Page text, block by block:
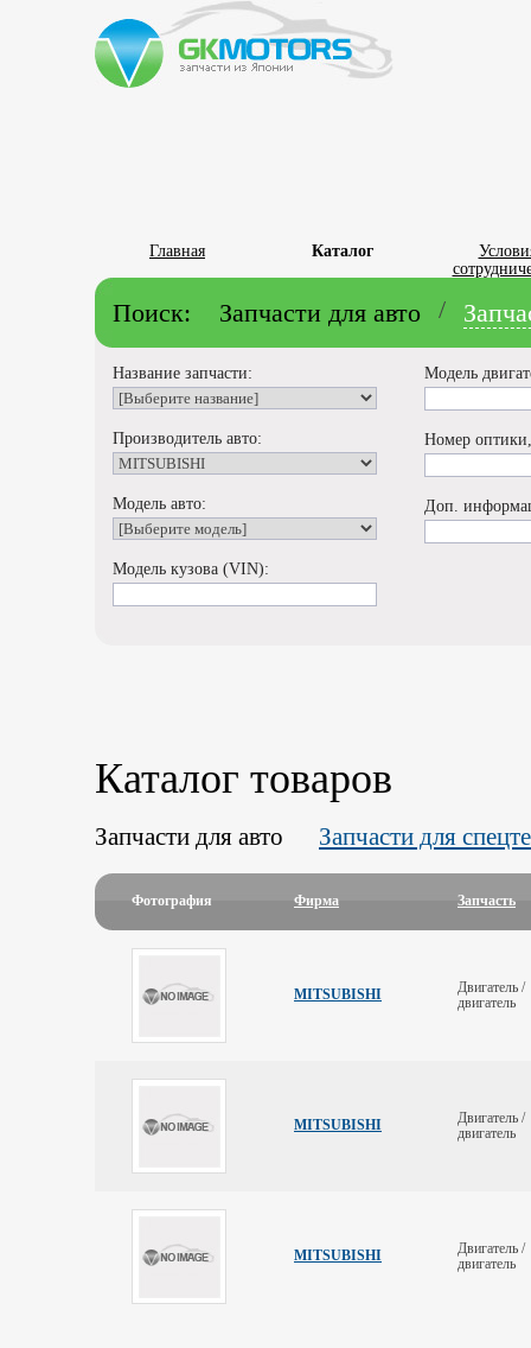
Главная Каталог
Поиск: Запчасти для авто /
Название запчасти:
Производитель авто:
Модель авто:
Модель кузова (VIN):
Модель
Номер оптики,
Доп.
Каталог товаров
Запчасти для авто Запчасти для
Фотография Фирма Запчасть
MITSUBISHI
Двигатель /
двигатель
MITSUBISHI
Двигатель /
двигатель
MITSUBISHI
Двигатель /
двигатель